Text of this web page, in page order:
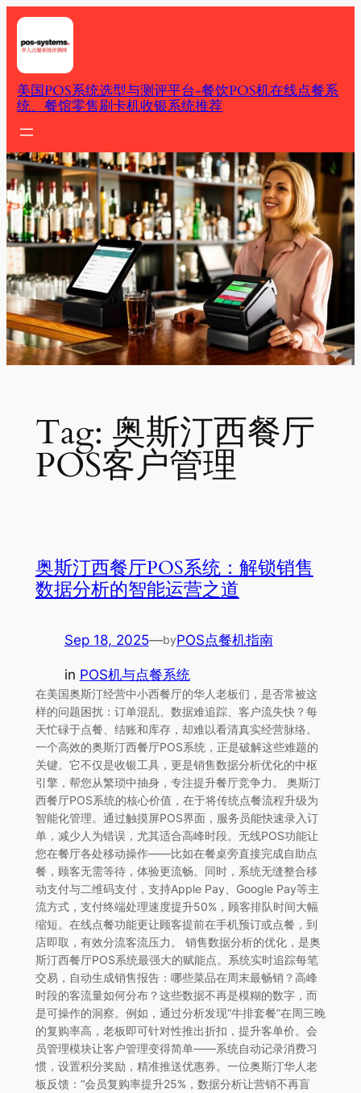
Skip
content
美国POS系统选型与测评平台-餐饮POS机在线点餐系
统、餐馆零售刷卡机收银系统推荐
Tag: 奥斯汀西餐厅
POS客户管理
奥斯汀西餐厅POS系统：解锁销售
数据分析的智能运营之道
Sep 18, 2025—byPOS点餐机指南
in POS机与点餐系统
在美国奥斯汀经营中小西餐厅的华人老板们，是否常被这
样的问题困扰：订单混乱、数据难追踪、客户流失快？每
天忙碌于点餐、结账和库存，却难以看清真实经营脉络。
一个高效的奥斯汀西餐厅POS系统，正是破解这些难题的
关键。它不仅是收银工具，更是销售数据分析优化的中枢
引擎，帮您从繁琐中抽身，专注提升餐厅竞争力。 奥斯汀
西餐厅POS系统的核心价值，在于将传统点餐流程升级为
智能化管理。通过触摸屏POS界面，服务员能快速录入订
单，减少人为错误，尤其适合高峰时段。无线POS功能让
您在餐厅各处移动操作——比如在餐桌旁直接完成自助点
餐，顾客无需等待，体验更流畅。同时，系统无缝整合移
动支付与二维码支付，支持Apple Pay、Google Pay等主
流方式，支付终端处理速度提升50%，顾客排队时间大幅
缩短。在线点餐功能更让顾客提前在手机预订或点餐，到
店即取，有效分流客流压力。 销售数据分析的优化，是奥
斯汀西餐厅POS系统最强大的赋能点。系统实时追踪每笔
交易，自动生成销售报告：哪些菜品在周末最畅销？高峰
时段的客流量如何分布？这些数据不再是模糊的数字，而
是可操作的洞察。例如，通过分析发现“牛排套餐”在周三晚
的复购率高，老板即可针对性推出折扣，提升客单价。会
员管理模块让客户管理变得简单——系统自动记录消费习
惯，设置积分奖励，精准推送优惠券。一位奥斯汀华人老
板反馈：“会员复购率提升25%，数据分析让营销不再盲